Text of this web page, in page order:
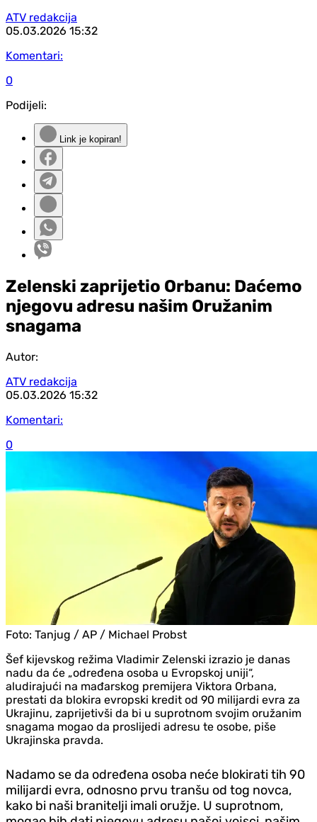
ATV redakcija
05.03.2026 15:32
Komentari:
0
Podijeli:
Link je kopiran!
Zelenski zaprijetio Orbanu: Daćemo
njegovu adresu našim Oružanim
snagama
Autor:
ATV redakcija
05.03.2026 15:32
Komentari:
0
Foto: Tanjug / AP / Michael Probst
Šef kijevskog režima Vladimir Zelenski izrazio je danas
nadu da će „određena osoba u Evropskoj uniji“,
aludirajući na mađarskog premijera Viktora Orbana,
prestati da blokira evropski kredit od 90 milijardi evra za
Ukrajinu, zaprijetivši da bi u suprotnom svojim oružanim
snagama mogao da proslijedi adresu te osobe, piše
Ukrajinska pravda.
Nadamo se da određena osoba neće blokirati tih 90
milijardi evra, odnosno prvu tranšu od tog novca,
kako bi naši branitelji imali oružje. U suprotnom,